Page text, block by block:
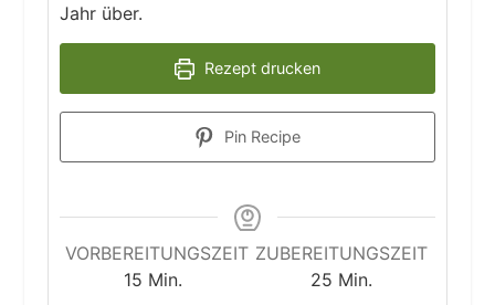
Jahr über.
Rezept drucken
Pin Recipe
VORBEREITUNGSZEIT
15 Minuten
Min.
ZUBEREITUNGSZEIT
25 Minuten
Min.